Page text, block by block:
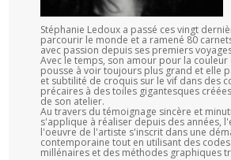
Stéphanie Ledoux a passé ces vingt
parcourir le monde et a ramené 80
avec passion depuis ses premiers
Avec le temps, son amour pour la couleur
pousse à voir toujours plus grand et elle
et subtilité de croquis sur le vif dans des
précaires à des toiles gigantesques
de son atelier.
Au travers du témoignage sincère et
s'applique à réaliser depuis des années,
l'oeuvre de l'artiste s'inscrit dans une
contemporaine tout en utilisant des
millénaires et des méthodes graphiques